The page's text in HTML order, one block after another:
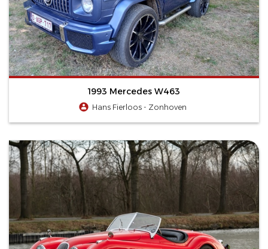
1993 Mercedes W463
Hans Fierloos - Zonhoven